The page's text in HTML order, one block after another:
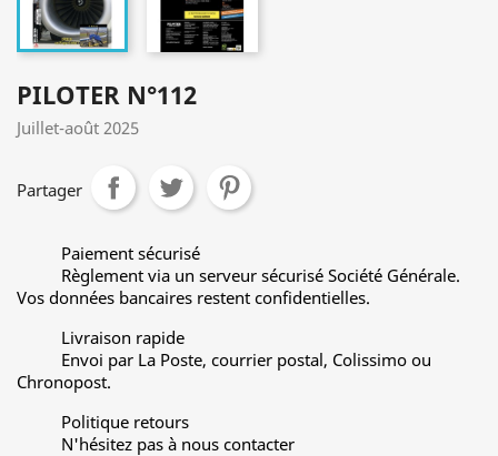
PILOTER N°112
Juillet-août 2025
Partager
Paiement sécurisé
Règlement via un serveur sécurisé Société Générale.
Vos données bancaires restent confidentielles.
Livraison rapide
Envoi par La Poste, courrier postal, Colissimo ou
Chronopost.
Politique retours
N'hésitez pas à nous contacter